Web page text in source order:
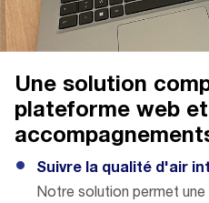
Une solution
plateforme web et
Suivre la qualité d'air
Notre solution permet une